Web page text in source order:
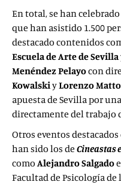
En total, se han
que han asistido 1.500
destacado contenidos
Escuela de Arte de Sevilla
Menéndez Pelayocon
KowalskiyLorenzo
apuesta de Sevilla por
directamente del trabajo
Otros eventos
han sido los de Cineastas
comoAlejandroSalgado
Facultad de Psicología de